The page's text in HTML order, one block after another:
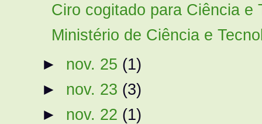
Ciro cogitado para Ciência e
Ministério de Ciência e
► nov. 25 (1)
► nov. 23 (3)
► nov. 22 (1)